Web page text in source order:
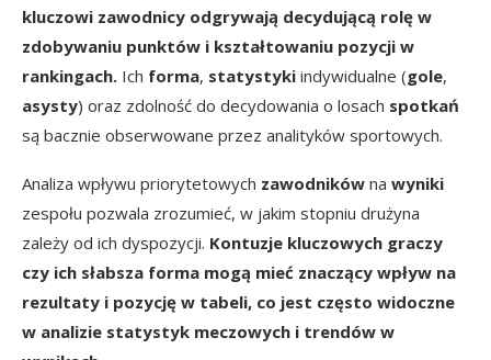
kluczowi zawodnicy odgrywają decydującą rolę w
zdobywaniu punktów i kształtowaniu pozycji w
rankingach. Ich forma, statystyki indywidualne (gole,
asysty) oraz zdolność do decydowania o losach spotkań
są bacznie obserwowane przez analityków sportowych.
Analiza wpływu priorytetowych zawodników na wyniki
zespołu pozwala zrozumieć, w jakim stopniu drużyna
zależy od ich dyspozycji. Kontuzje kluczowych graczy
czy ich słabsza forma mogą mieć znaczący wpływ na
rezultaty i pozycję w tabeli, co jest często widoczne
w analizie statystyk meczowych i trendów w